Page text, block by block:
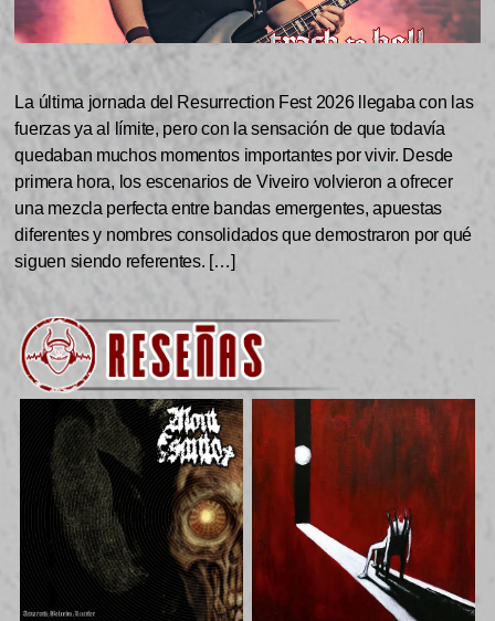
La última jornada del Resurrection Fest 2026 llegaba con las
fuerzas ya al límite, pero con la sensación de que todavía
quedaban muchos momentos importantes por vivir. Desde
primera hora, los escenarios de Viveiro volvieron a ofrecer
una mezcla perfecta entre bandas emergentes, apuestas
diferentes y nombres consolidados que demostraron por qué
siguen siendo referentes. […]